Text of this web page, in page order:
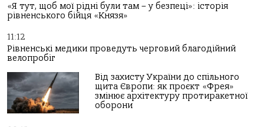
«Я тут, щоб мої рідні були там – у безпеці»: історія
рівненського бійця «Князя»
11:12
Рівненські медики проведуть черговий благодійний
велопробіг
Від захисту України до спільного
щита Європи: як проєкт «Фрея»
змінює архітектуру протиракетної
оборони